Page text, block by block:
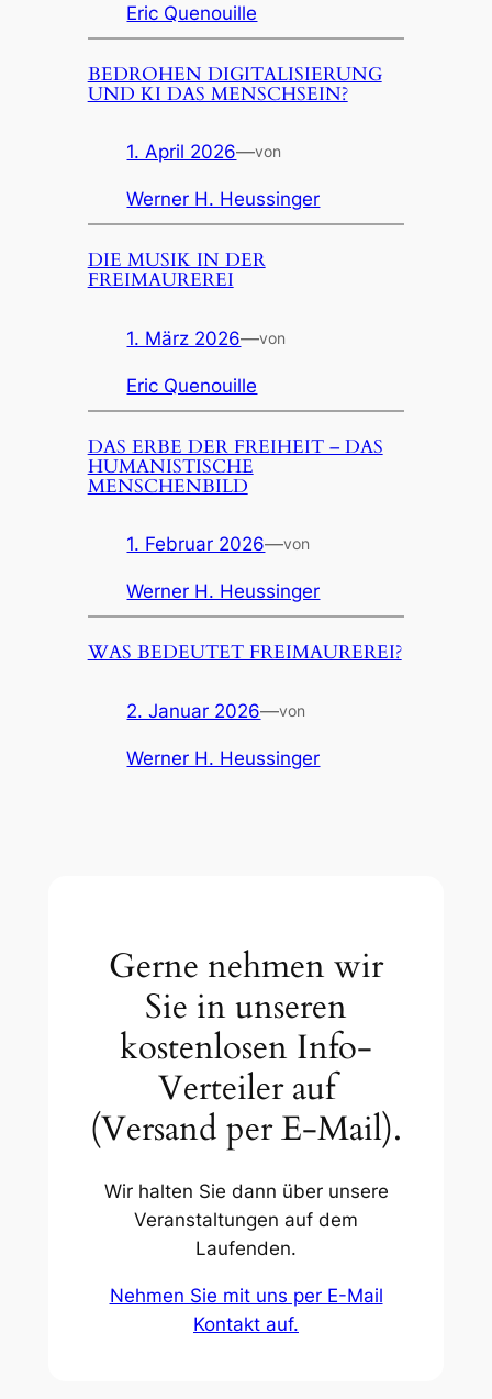
Eric Quenouille
BEDROHEN DIGITALISIERUNG
UND KI DAS MENSCHSEIN?
1. April 2026—von
Werner H. Heussinger
DIE MUSIK IN DER
FREIMAUREREI
1. März 2026—von
Eric Quenouille
DAS ERBE DER FREIHEIT – DAS
HUMANISTISCHE
MENSCHENBILD
1. Februar 2026—von
Werner H. Heussinger
WAS BEDEUTET FREIMAUREREI?
2. Januar 2026—von
Werner H. Heussinger
Gerne nehmen wir
Sie in unseren
kostenlosen Info-
Verteiler auf
(Versand per E-Mail).
Wir halten Sie dann über unsere
Veranstaltungen auf dem
Laufenden.
Nehmen Sie mit uns per E-Mail
Kontakt auf.